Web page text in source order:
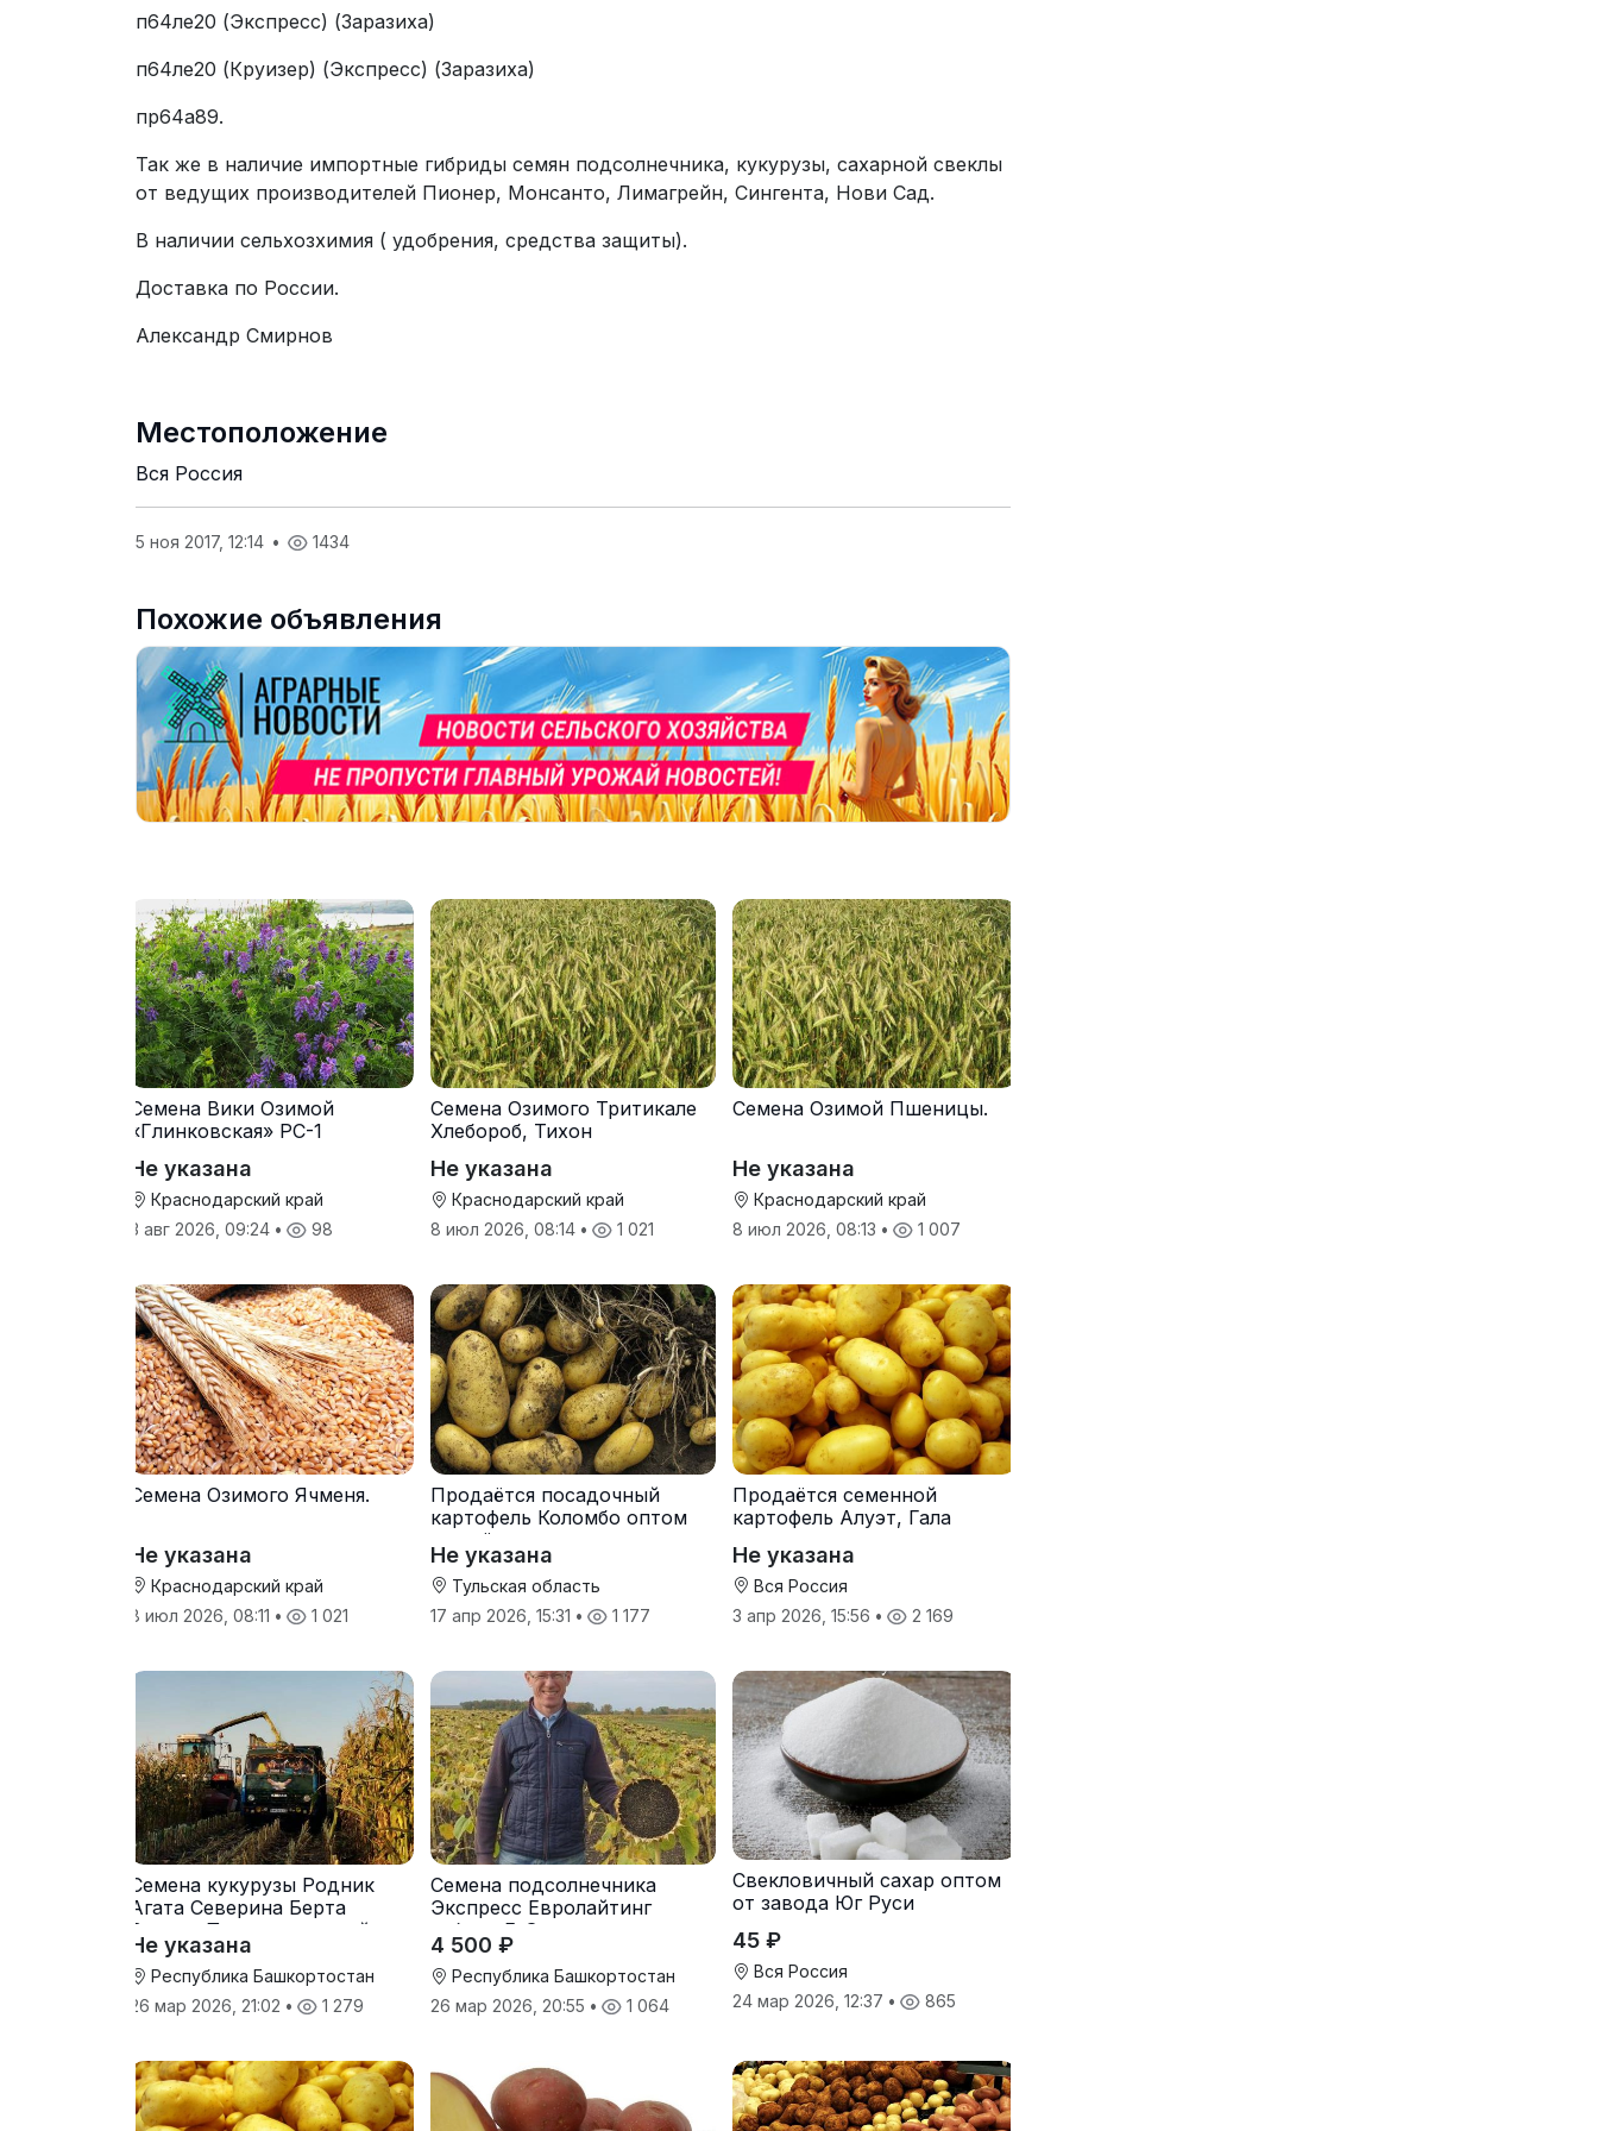
п64ле20 (Экспресс) (Заразиха)
п64ле20 (Круизер) (Экспресс) (Заразиха)
пр64а89.
Так же в наличие импортные гибриды семян подсолнечника, кукурузы, сахарной свеклы
от ведущих производителей Пионер, Монсанто, Лимагрейн, Сингента, Нови Сад.
В наличии сельхозхимия ( удобрения, средства защиты).
Доставка по России.
Александр Смирнов
Местоположение
Вся Россия
5 ноя 2017, 12:14 • 1434
Похожие объявления
Семена Вики Озимой
«Глинковская» РС-1
Не указана
Краснодарский край
3 авг 2026, 09:24 • 98
Семена Озимого Тритикале
Хлебороб, Тихон
Не указана
Краснодарский край
8 июл 2026, 08:14 • 1 021
Семена Озимой Пшеницы.
Не указана
Краснодарский край
8 июл 2026, 08:13 • 1 007
Семена Озимого Ячменя.
Не указана
Краснодарский край
8 июл 2026, 08:11 • 1 021
Продаётся посадочный
картофель Коломбо оптом
от трёх тонн
Не указана
Тульская область
17 апр 2026, 15:31 • 1 177
Продаётся семенной
картофель Алуэт, Гала
Не указана
Вся Россия
3 апр 2026, 15:56 • 2 169
Семена кукурузы Родник
Агата Северина Берта
Вилора Прохладненский
Дарина Росс Машук
Катерина
Не указана
Республика Башкортостан
26 мар 2026, 21:02 • 1 279
Семена подсолнечника
Экспресс Евролайтинг
гибрид F-G+
4 500 ₽
Республика Башкортостан
26 мар 2026, 20:55 • 1 064
Свекловичный сахар оптом
от завода Юг Руси
45 ₽
Вся Россия
24 мар 2026, 12:37 • 865